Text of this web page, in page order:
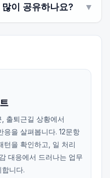
이 공유하나요? ▼
출퇴근길 상황에서
응을 살펴봅니다. 12문항
턴을 확인하고, 일 처리
대응에서 드러나는 업무
니다.